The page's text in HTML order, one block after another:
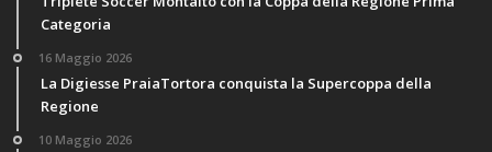
Categoria
16 Maggio 2026
La Digiesse PraiaTortora conquista la Supercoppa della
Regione
10 Maggio 2026